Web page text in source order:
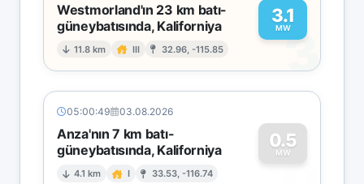
Westmorland'ın 23 km batı-
güneybatısında, Kaliforniya
11.8 km III 32.96, -115.85
3.1
MW
3
05:00:49 03.08.2026
Anza'nın 7 km batı-
güneybatısında, Kaliforniya
4.1 km I 33.53, -116.74
0.5
MW